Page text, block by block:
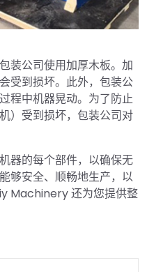
装公司使用加厚木板。加
受到损坏。此外，包装公
程中机器晃动。为了防止
）受到损坏，包装公司对
器的每个部件，以确保无
够安全、顺畅地生产，以
Machinery 还为您提供整